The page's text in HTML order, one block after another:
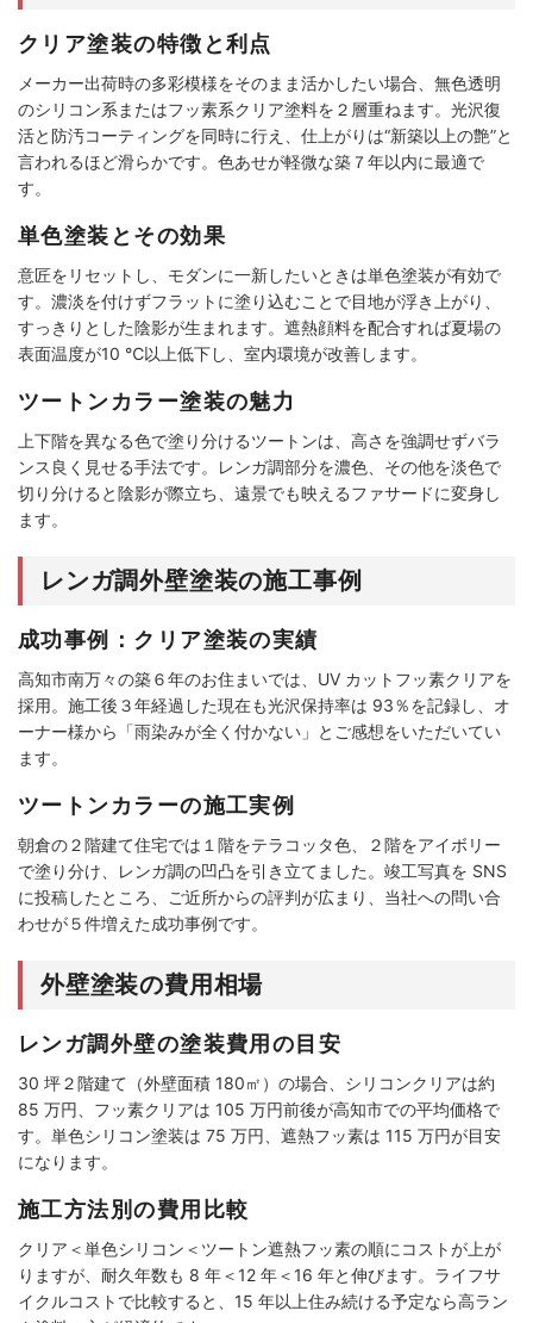
クリア塗装の特徴と利点
メーカー出荷時の多彩模様をそのまま活かしたい場合、無色透明
のシリコン系またはフッ素系クリア塗料を２層重ねます。光沢復
活と防汚コーティングを同時に行え、仕上がりは“新築以上の艶”と
言われるほど滑らかです。色あせが軽微な築７年以内に最適で
す。
単色塗装とその効果
意匠をリセットし、モダンに一新したいときは単色塗装が有効で
す。濃淡を付けずフラットに塗り込むことで目地が浮き上がり、
すっきりとした陰影が生まれます。遮熱顔料を配合すれば夏場の
表面温度が10 ℃以上低下し、室内環境が改善します。
ツートンカラー塗装の魅力
上下階を異なる色で塗り分けるツートンは、高さを強調せずバラ
ンス良く見せる手法です。レンガ調部分を濃色、その他を淡色で
切り分けると陰影が際立ち、遠景でも映えるファサードに変身し
ます。
レンガ調外壁塗装の施工事例
成功事例：クリア塗装の実績
高知市南万々の築６年のお住まいでは、UV カットフッ素クリアを
採用。施工後３年経過した現在も光沢保持率は 93％を記録し、オ
ーナー様から「雨染みが全く付かない」とご感想をいただいてい
ます。
ツートンカラーの施工実例
朝倉の２階建て住宅では１階をテラコッタ色、２階をアイボリー
で塗り分け、レンガ調の凹凸を引き立てました。竣工写真を SNS
に投稿したところ、ご近所からの評判が広まり、当社への問い合
わせが５件増えた成功事例です。
外壁塗装の費用相場
レンガ調外壁の塗装費用の目安
30 坪２階建て（外壁面積 180㎡）の場合、シリコンクリアは約
85 万円、フッ素クリアは 105 万円前後が高知市での平均価格で
す。単色シリコン塗装は 75 万円、遮熱フッ素は 115 万円が目安
になります。
施工方法別の費用比較
クリア＜単色シリコン＜ツートン遮熱フッ素の順にコストが上が
りますが、耐久年数も 8 年＜12 年＜16 年と伸びます。ライフサ
イクルコストで比較すると、15 年以上住み続ける予定なら高ラン